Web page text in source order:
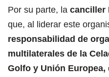
Por su parte, la canciller
que, al liderar este
responsabilidad de
multilaterales de la
Golfo y Unión Europea,